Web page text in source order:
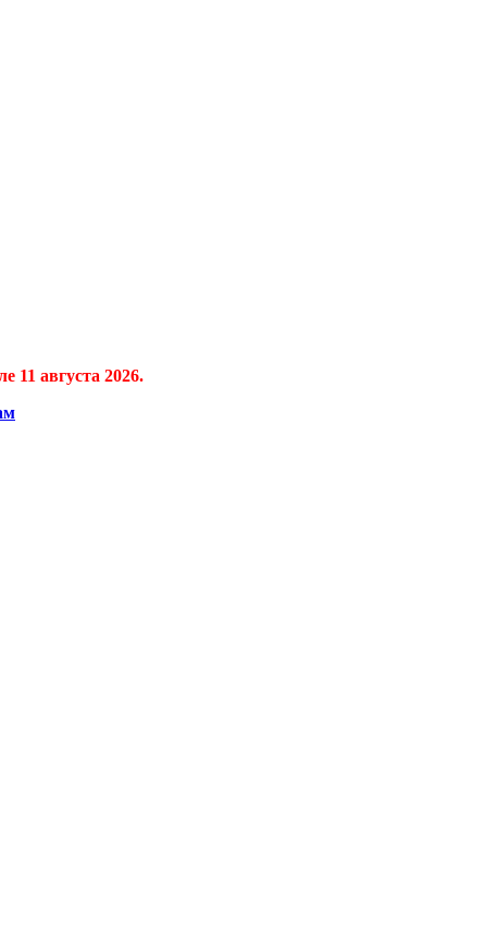
11 августа 2026.